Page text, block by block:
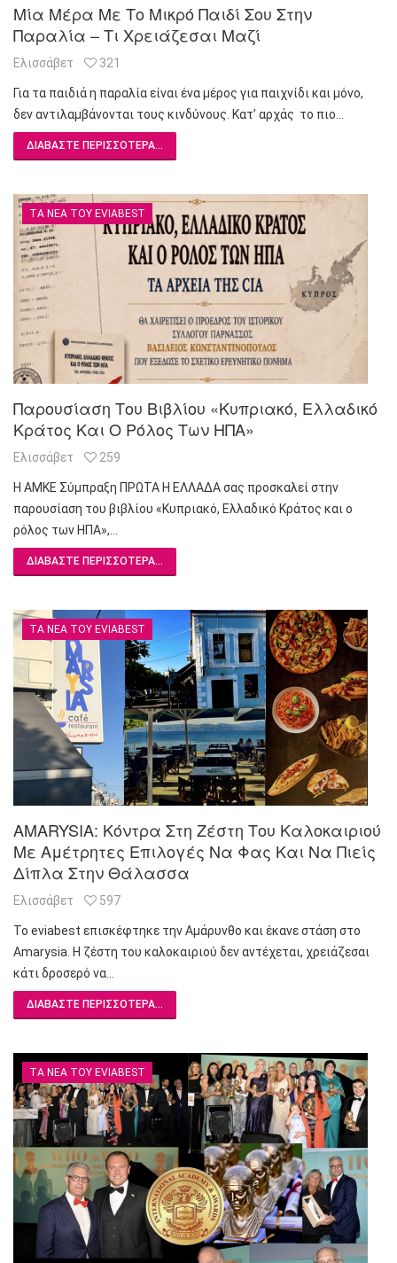
Μία Μέρα Με Το Μικρό Παιδί Σου Στην
Παραλία – Τι Χρειάζεσαι Μαζί
Ελισσάβετ 321
Για τα παιδιά η παραλία είναι ένα μέρος για παιχνίδι και μόνο,
δεν αντιλαμβάνονται τους κινδύνους. Κατ’ αρχάς το πιο…
ΔΙΑΒΆΣΤΕ ΠΕΡΙΣΣΌΤΕΡΑ...
ΤΑ ΝΈΑ ΤΟΥ EVIABEST
Παρουσίαση Του Βιβλίου «Κυπριακό, Ελλαδικό
Κράτος Και Ο Ρόλος Των ΗΠΑ»
Ελισσάβετ 259
Η ΑΜΚΕ Σύμπραξη ΠΡΩΤΑ Η ΕΛΛΑΔΑ σας προσκαλεί στην
παρουσίαση του βιβλίου «Κυπριακό, Ελλαδικό Κράτος και ο
ρόλος των ΗΠΑ»,…
ΔΙΑΒΆΣΤΕ ΠΕΡΙΣΣΌΤΕΡΑ...
ΤΑ ΝΈΑ ΤΟΥ EVIABEST
AMARYSIA: Κόντρα Στη Ζέστη Του Καλοκαιριού
Με Αμέτρητες Επιλογές Να Φας Και Να Πιείς
Δίπλα Στην Θάλασσα
Ελισσάβετ 597
Το eviabest επισκέφτηκε την Αμάρυνθο και έκανε στάση στο
Amarysia. Η ζέστη του καλοκαιριού δεν αντέχεται, χρειάζεσαι
κάτι δροσερό να…
ΔΙΑΒΆΣΤΕ ΠΕΡΙΣΣΌΤΕΡΑ...
ΤΑ ΝΈΑ ΤΟΥ EVIABEST